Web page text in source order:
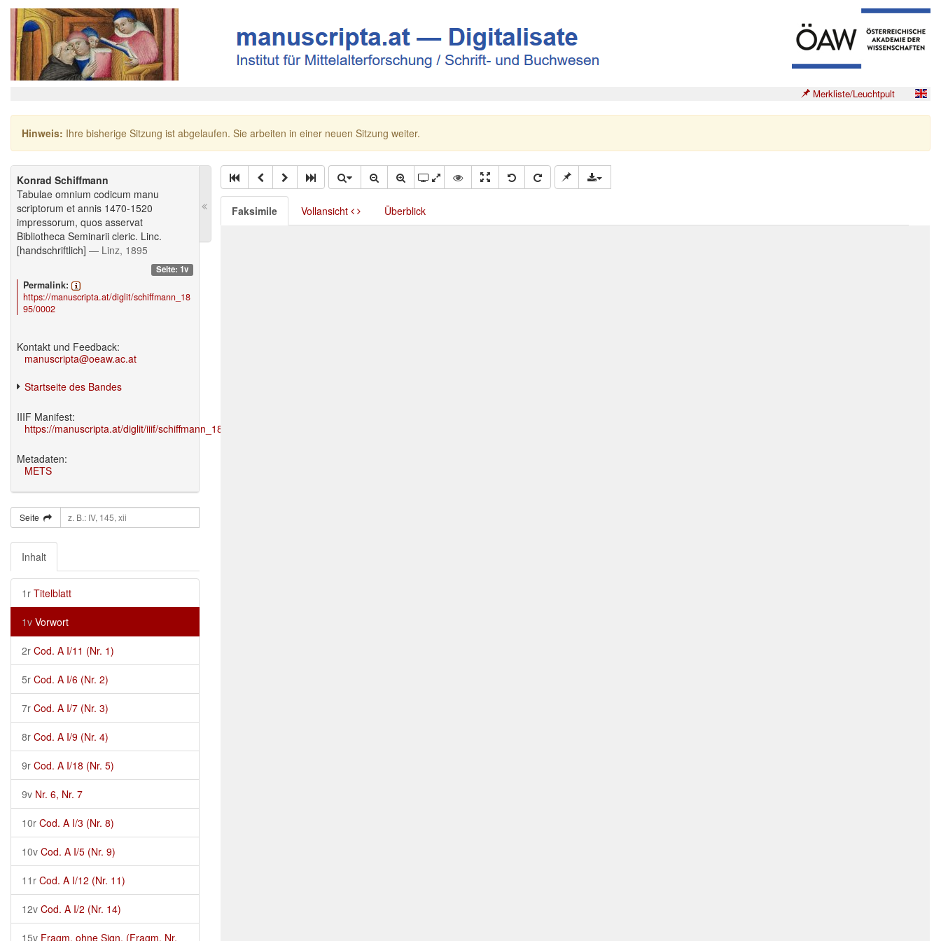
Merkliste/Leuchtpult
Hinweis: Ihre bisherige Sitzung ist abgelaufen. Sie arbeiten in einer neuen Sitzung weiter.
Konrad Schiffmann
Tabulae omnium codicum manu
scriptorum et annis 1470-1520
impressorum, quos asservat
Bibliotheca Seminarii cleric. Linc.
[handschriftlich] — Linz, 1895
Seite: 1v
Permalink:
https://manuscripta.at/diglit/schiffmann_18
95/0002
Kontakt und Feedback:
manuscripta@oeaw.ac.at
Startseite des Bandes
IIIF Manifest:
https://manuscripta.at/diglit/iiif/schiffmann_1895/manifest.json
Metadaten:
METS
Seite
Inhalt
1r Titelblatt
1v Vorwort
2r Cod. A I/11 (Nr. 1)
5r Cod. A I/6 (Nr. 2)
7r Cod. A I/7 (Nr. 3)
8r Cod. A I/9 (Nr. 4)
9r Cod. A I/18 (Nr. 5)
9v Nr. 6, Nr. 7
10r Cod. A I/3 (Nr. 8)
10v Cod. A I/5 (Nr. 9)
11r Cod. A I/12 (Nr. 11)
12v Cod. A I/2 (Nr. 14)
15v Fragm. ohne Sign. (Fragm. Nr.
Faksimile Vollansicht Überblick